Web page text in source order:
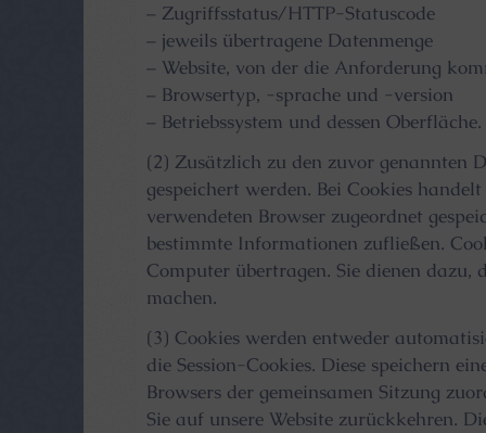
– Zugriffsstatus/HTTP-Statuscode
– jeweils übertragene Datenmenge
– Website, von der die Anforderung
– Browsertyp, -sprache und -version
– Betriebssystem und dessen Oberfläche.
(2) Zusätzlich zu den zuvor genannten
gespeichert werden. Bei Cookies
verwendeten Browser zugeordnet
bestimmte Informationen zufließen.
Computer übertragen. Sie dienen
machen.
(3) Cookies werden entweder
die Session-Cookies. Diese speichern
Browsers der gemeinsamen Sitzung
Sie auf unsere Website zurückkehren.